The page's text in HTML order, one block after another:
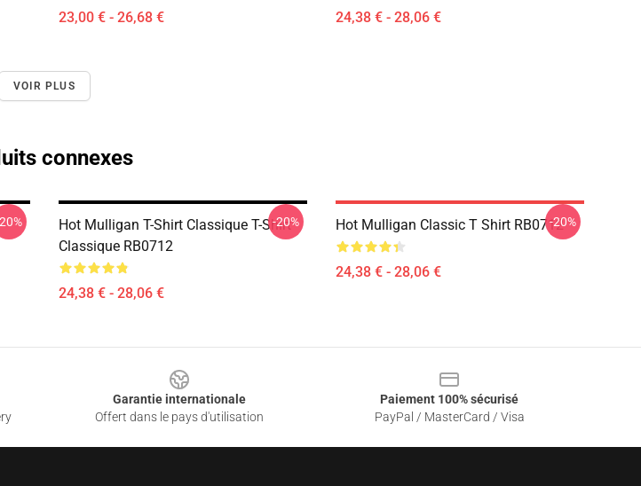
23,00 € - 26,68 € 24,38 € - 28,06 €
VOIR PLUS
connexes
Hot Mulligan T-Shirt Classique T-Shirt
Classique RB0712
24,38 € - 28,06 €
-20% Hot Mulligan Classic T Shirt RB0712
24,38 € - 28,06 €
-20%
Garantie internationale
Offert dans le pays d'utilisation
Paiement 100% sécurisé
PayPal / MasterCard / Visa